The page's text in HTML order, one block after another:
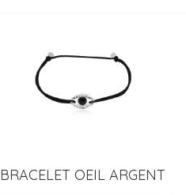
BRACELET OEIL ARGENT